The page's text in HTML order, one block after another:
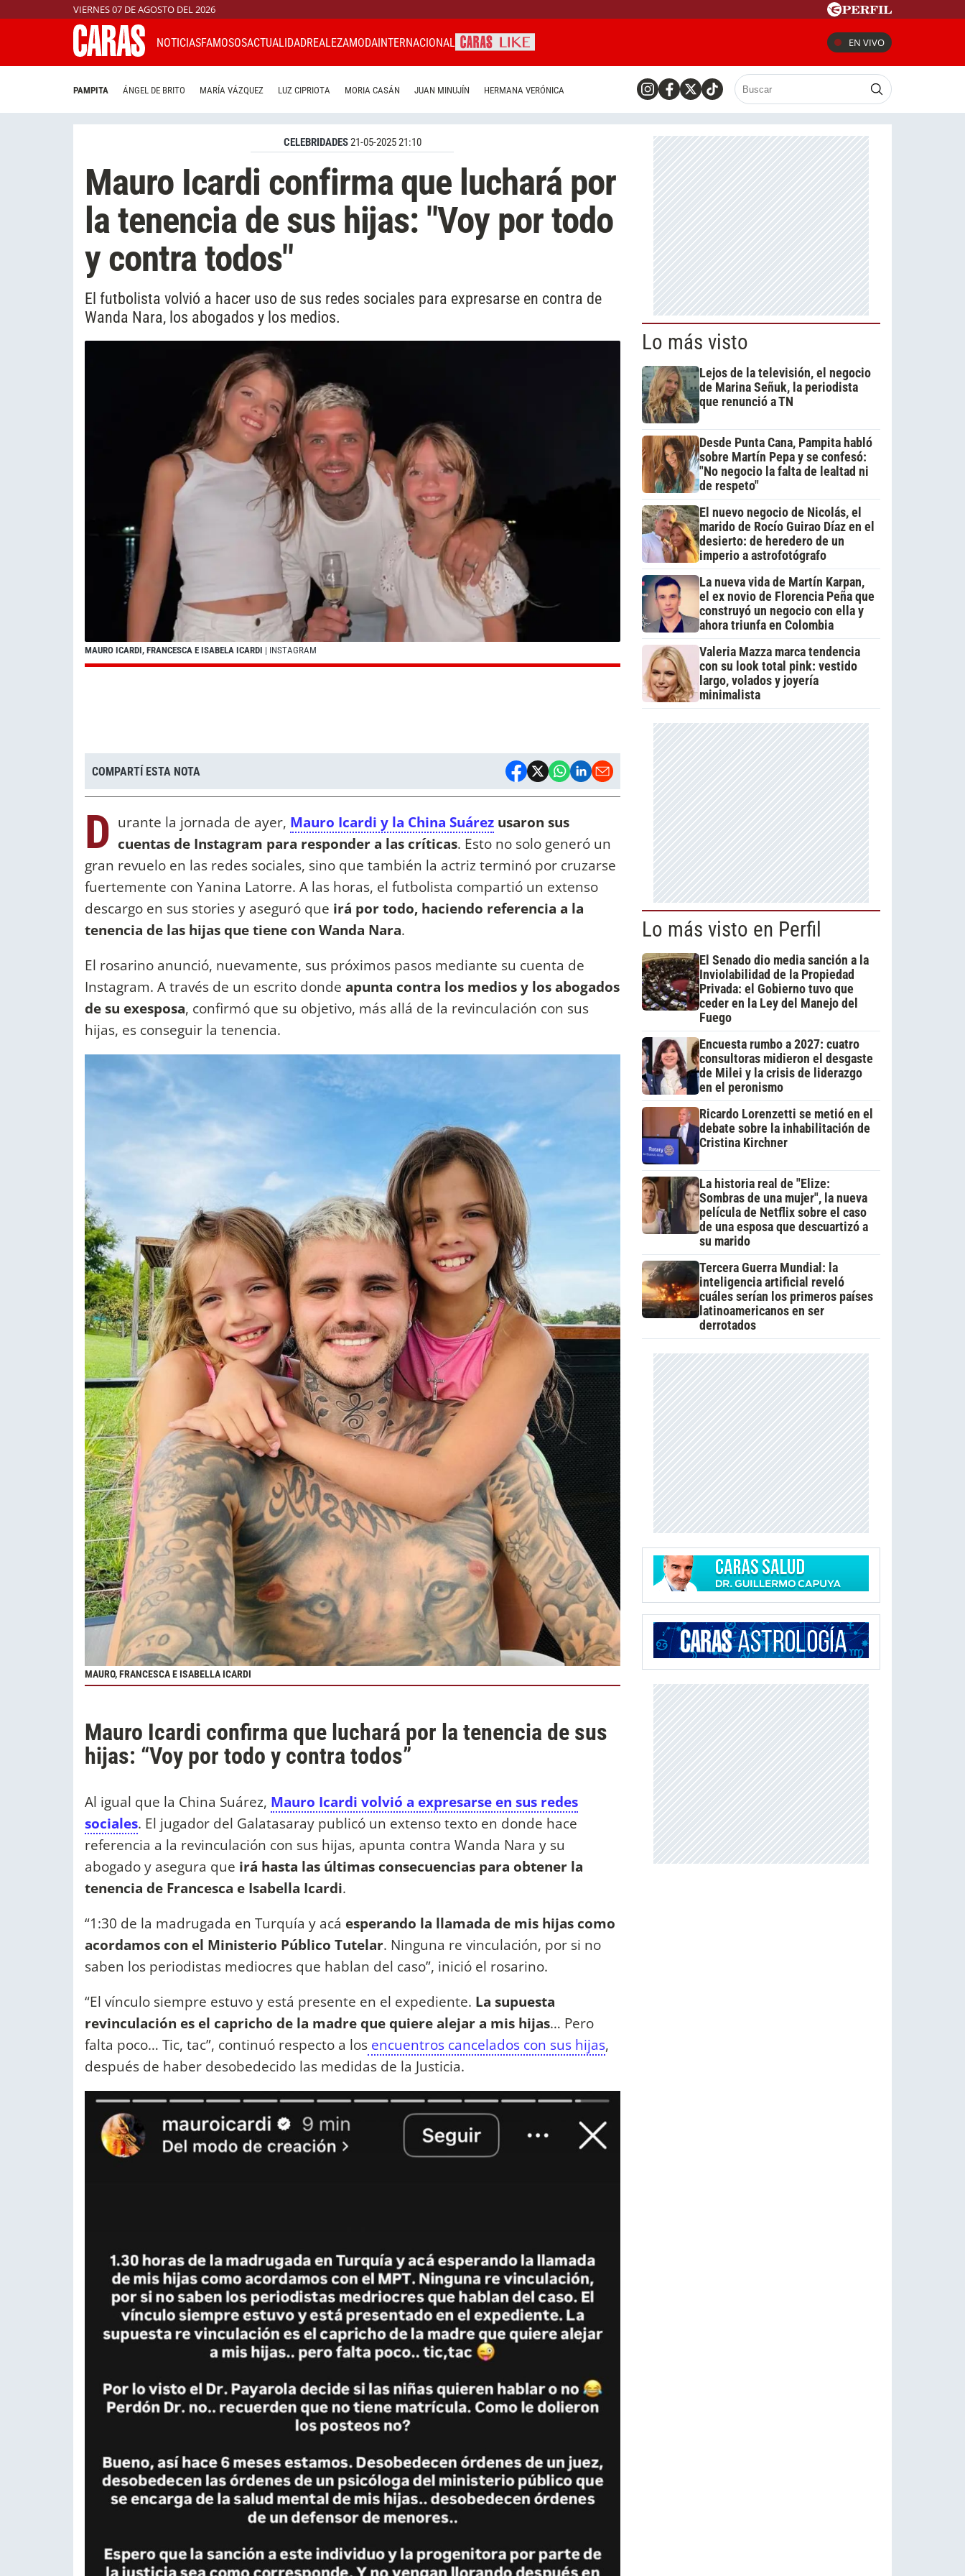
VIERNES 07 DE AGOSTO DEL 2026
NOTICIASFAMOSOSACTUALIDADREALEZAMODAINTERNACIONAL EN VIVO
PAMPITA ÁNGEL DE BRITO MARÍA VÁZQUEZ LUZ CIPRIOTA MORIA CASÁN JUAN MINUJÍN HERMANA VERÓNICA
CELEBRIDADES21-05-2025 21:10
Mauro Icardi confirma que luchará por
la tenencia de sus hijas: "Voy por todo
y contra todos"
El futbolista volvió a hacer uso de sus redes sociales para expresarse en contra de
Wanda Nara, los abogados y los medios.
MAURO ICARDI, FRANCESCA E ISABELA ICARDI | INSTAGRAM
COMPARTÍ ESTA NOTA
D urante la jornada de ayer, Mauro Icardi y la China Suárez usaron sus
cuentas de Instagram para responder a las críticas. Esto no solo generó un
gran revuelo en las redes sociales, sino que también la actriz terminó por cruzarse
fuertemente con Yanina Latorre. A las horas, el futbolista compartió un extenso
descargo en sus stories y aseguró que irá por todo, haciendo referencia a la
tenencia de las hijas que tiene con Wanda Nara.
El rosarino anunció, nuevamente, sus próximos pasos mediante su cuenta de
Instagram. A través de un escrito donde apunta contra los medios y los abogados
de su exesposa, confirmó que su objetivo, más allá de la revinculación con sus
hijas, es conseguir la tenencia.
MAURO, FRANCESCA E ISABELLA ICARDI
Mauro Icardi confirma que luchará por la tenencia de sus
hijas: “Voy por todo y contra todos”
Al igual que la China Suárez, Mauro Icardi volvió a expresarse en sus redes
sociales. El jugador del Galatasaray publicó un extenso texto en donde hace
referencia a la revinculación con sus hijas, apunta contra Wanda Nara y su
abogado y asegura que irá hasta las últimas consecuencias para obtener la
tenencia de Francesca e Isabella Icardi.
“1:30 de la madrugada en Turquía y acá esperando la llamada de mis hijas como
acordamos con el Ministerio Público Tutelar. Ninguna re vinculación, por si no
saben los periodistas mediocres que hablan del caso”, inició el rosarino.
“El vínculo siempre estuvo y está presente en el expediente. La supuesta
revinculación es el capricho de la madre que quiere alejar a mis hijas… Pero
falta poco… Tic, tac”, continuó respecto a los encuentros cancelados con sus hijas,
después de haber desobedecido las medidas de la Justicia.
Lo más visto
Lejos de la televisión, el negocio
de Marina Señuk, la periodista
que renunció a TN
Desde Punta Cana, Pampita habló
sobre Martín Pepa y se confesó:
"No negocio la falta de lealtad ni
de respeto"
El nuevo negocio de Nicolás, el
marido de Rocío Guirao Díaz en el
desierto: de heredero de un
imperio a astrofotógrafo
La nueva vida de Martín Karpan,
el ex novio de Florencia Peña que
construyó un negocio con ella y
ahora triunfa en Colombia
Valeria Mazza marca tendencia
con su look total pink: vestido
largo, volados y joyería
minimalista
Lo más visto en Perfil
El Senado dio media sanción a la
Inviolabilidad de la Propiedad
Privada: el Gobierno tuvo que
ceder en la Ley del Manejo del
Fuego
Encuesta rumbo a 2027: cuatro
consultoras midieron el desgaste
de Milei y la crisis de liderazgo
en el peronismo
Ricardo Lorenzetti se metió en el
debate sobre la inhabilitación de
Cristina Kirchner
La historia real de "Elize:
Sombras de una mujer", la nueva
película de Netflix sobre el caso
de una esposa que descuartizó a
su marido
Tercera Guerra Mundial: la
inteligencia artificial reveló
cuáles serían los primeros países
latinoamericanos en ser
derrotados